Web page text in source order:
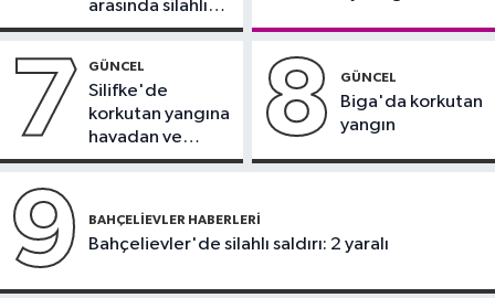
tavsiyeler
arasında silahlı
kavga
7 GÜNCEL
Silifke'de
korkutan yangına
havadan ve
karadan
8 GÜNCEL
Biga'da korkutan
yangın
9 BAHÇELIEVLER HABERLERI
Bahçelievler'de silahlı saldırı: 2 yaralı